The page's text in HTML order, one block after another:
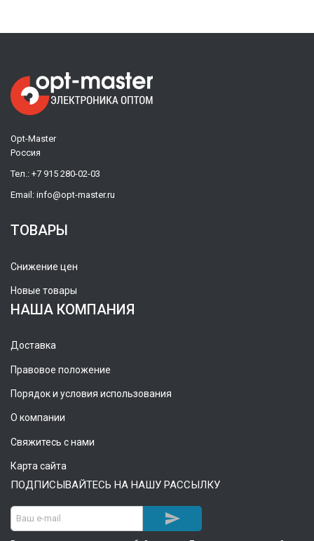
Opt-Master
Россия
Тел.: +7 915 280-02-03
Email: info@opt-master.ru
ТОВАРЫ
Снижение цен
Новые товары
НАША КОМПАНИЯ
Доставка
Правовое положение
Порядок и условия использования
О компании
Свяжитесь с нами
Карта сайта
ПОДПИСЫВАЙТЕСЬ НА НАШУ РАССЫЛКУ
